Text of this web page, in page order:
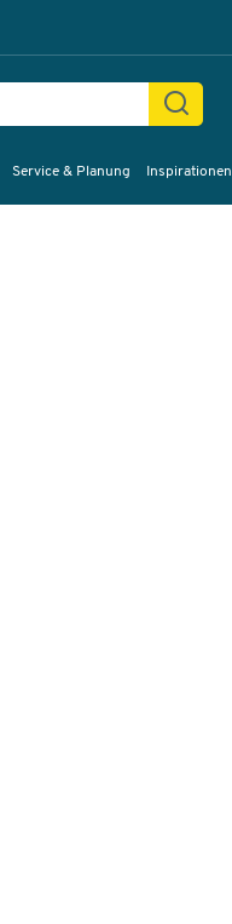
Service & Planung Inspirationen
Bilder Videos